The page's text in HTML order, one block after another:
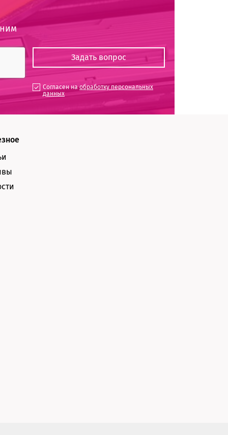
Согласен наобработку персональных
данных